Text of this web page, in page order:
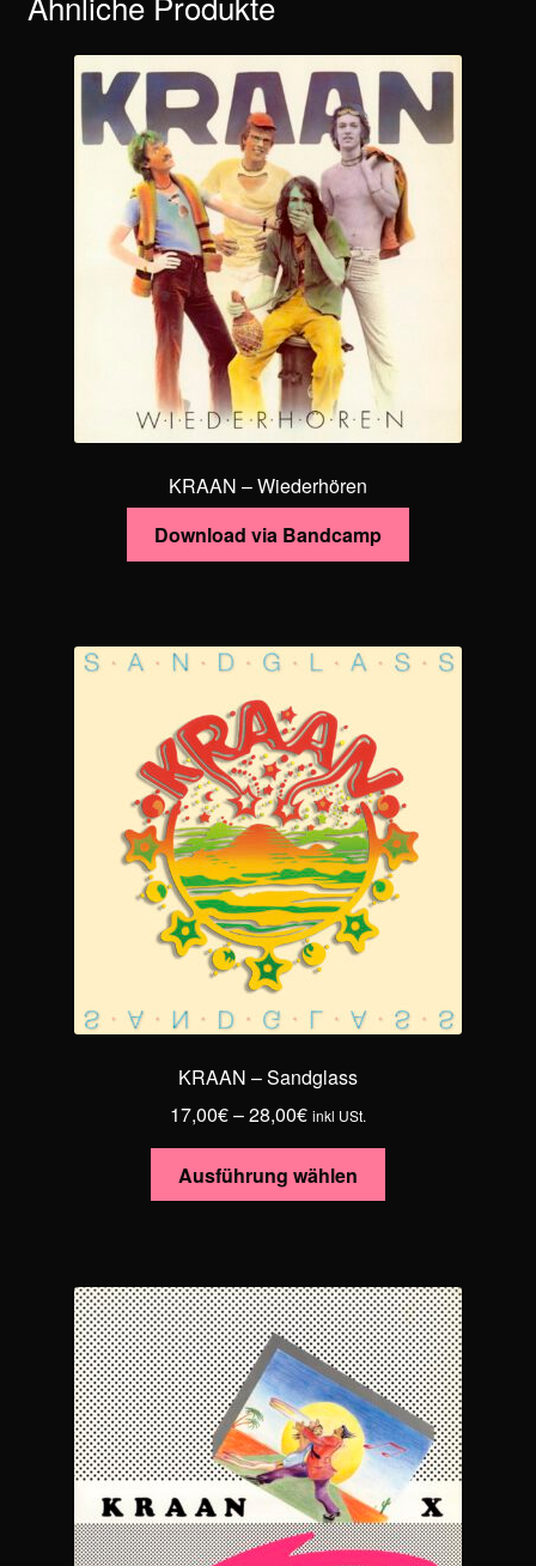
KRAAN – Wiederhören
Download via Bandcamp
KRAAN – Sandglass
17,00€–28,00€Preisspanne:
17,00€
bis
28,00€
inkl USt.
Ausführung wählen
Varianten
auf.
Die
Optionen
können
auf
der
Produktseite
gewählt
werden